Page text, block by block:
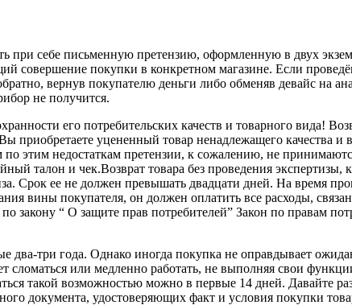
при себе письменную претензию, оформленную в двух
совершение покупки в конкретном магазине. Если
вернув покупателю деньги либо обменяв девайс на
не получится.
его потребительских качеств и товарного вида!
приобретаете уцененный товар ненадлежащего качества
этим недостаткам претензии, к сожалению, не
талон и чек.Возврат товара без проведения экспертизы,
Срок ее не должен превышать двадцати дней. На время
вины покупателя, он должен оплатить все расходы,
закону “ О защите прав потребителей” Закон по правам
три года. Однако иногда покупка не оправдывает
сломаться или медленно работать, не выполняя свои
такой возможностью можно в первые 14 дней. Давайте
документа, удостоверяющих факт и условия покупки